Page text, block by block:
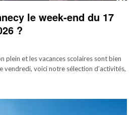
le week-end du 17
?
plein et les vacances scolaires sont bien
vendredi, voici notre sélection d’activités,